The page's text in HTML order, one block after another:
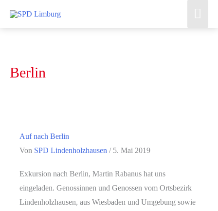
Inhalt
Berlin
Auf nach Berlin
Von SPD Lindenholzhausen / 5. Mai 2019
Exkursion nach Berlin, Martin Rabanus hat uns
eingeladen. Genossinnen und Genossen vom Ortsbezirk
Lindenholzhausen, aus Wiesbaden und Umgebung sowie